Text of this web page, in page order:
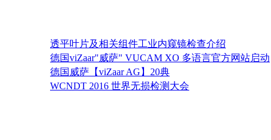
透平叶片及相关组件工业内窥镜检查介绍
德国viZaar"威萨" VUCAM XO 多语言官方网站启动
德国威萨【viZaar AG】20典
WCNDT 2016 世界无损检测大会